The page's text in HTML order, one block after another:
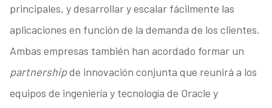
principales, y desarrollar y escalar fácilmente las
aplicaciones en función de la demanda de los clientes.
Ambas empresas también han acordado formar un
partnershipde innovación conjunta que reunirá a los
equipos de ingeniería y tecnología de Oracle y